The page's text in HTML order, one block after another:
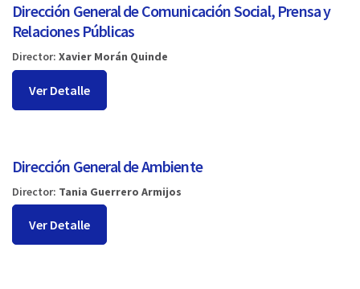
Dirección General de Comunicación Social, Prensa y
Relaciones Públicas
Director: Xavier Morán Quinde
Ver Detalle
Dirección General de Ambiente
Director: Tania Guerrero Armijos
Ver Detalle